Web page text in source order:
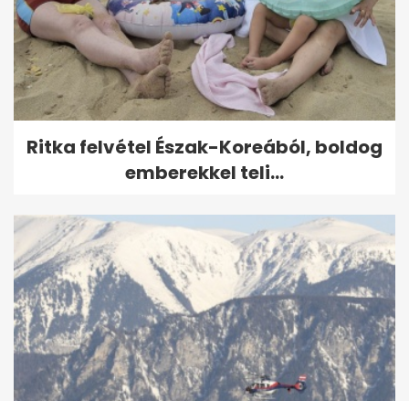
Ritka felvétel Észak-Koreából, boldog
emberekkel teli...